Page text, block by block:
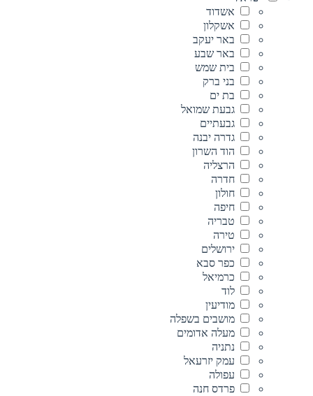
אשדוד
אשקלון
באר יעקב
באר שבע
בית שמש
בני ברק
בת ים
גבעת שמואל
גבעתיים
גדרה יבנה
הוד השרון
הרצליה
חדרה
חולון
חיפה
טבריה
טירה
ירושלים
כפר סבא
כרמיאל
לוד
מודיעין
מושבים בשפלה
מעלה אדומים
נתניה
עמק יזרעאל
עפולה
פרדס חנה